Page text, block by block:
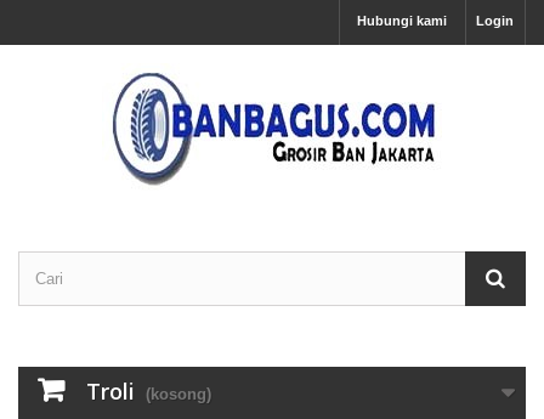
Login
Hubungi kami
Troli (kosong)